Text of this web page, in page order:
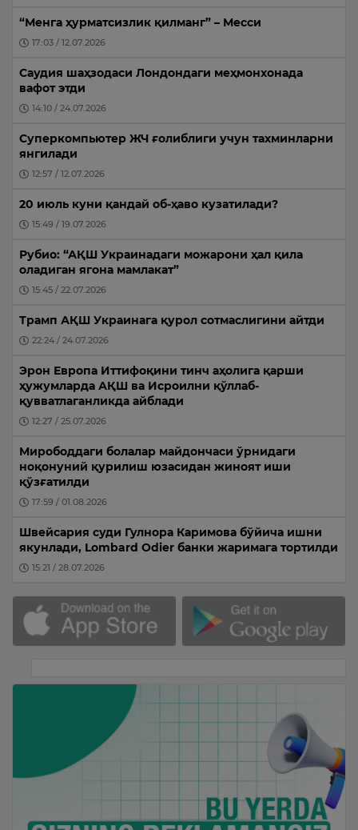
“Менга ҳурматсизлик қилманг” – Месси
17:03 / 12.07.2026
Саудия шаҳзодаси Лондондаги меҳмонхонада
вафот этди
14:10 / 24.07.2026
Суперкомпьютер ЖЧ ғолиблиги учун тахминларни
янгилади
12:57 / 12.07.2026
20 июль куни қандай об-ҳаво кузатилади?
15:49 / 19.07.2026
Рубио: “АҚШ Украинадаги можарони ҳал қила
оладиган ягона мамлакат”
15:45 / 22.07.2026
Трамп АҚШ Украинага қурол сотмаслигини айтди
22:24 / 24.07.2026
Эрон Европа Иттифоқини тинч аҳолига қарши
ҳужумларда АҚШ ва Исроилни қўллаб-
қувватлаганликда айблади
12:27 / 25.07.2026
Мирободдаги болалар майдончаси ўрнидаги
ноқонуний қурилиш юзасидан жиноят иши
қўзғатилди
17:59 / 01.08.2026
Швейсария суди Гулнора Каримова бўйича ишни
якунлади, Lombard Odier банки жаримага тортилди
15:21 / 28.07.2026